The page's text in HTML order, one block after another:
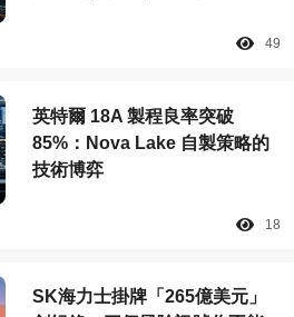
49
英特爾 18A 製程良率突破
85%：Nova Lake 自製策略的
技術博弈
18
SK海力士掛牌「265億美元」